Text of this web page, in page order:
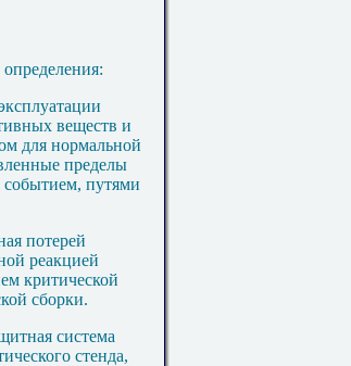
веществ и
для нормальной
пределы
событием, путями
потерей
реакцией
критической
сборки.
система
стенда,